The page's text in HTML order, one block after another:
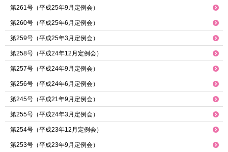
第261号（平成25年9月定例会）
第260号（平成25年6月定例会）
第259号（平成25年3月定例会）
第258号（平成24年12月定例会）
第257号（平成24年9月定例会）
第256号（平成24年6月定例会）
第245号（平成21年9月定例会）
第255号（平成24年3月定例会）
第254号（平成23年12月定例会）
第253号（平成23年9月定例会）